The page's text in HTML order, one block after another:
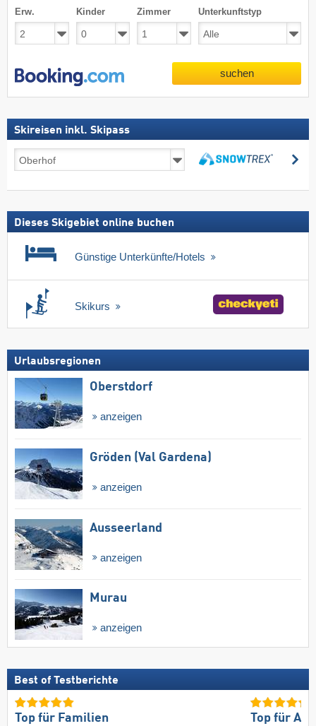
Erw. Kinder Zimmer Unterkunftstyp
suchen
Skireisen inkl. Skipass
inkl.
Dieses Skigebiet online buchen
Günstige Unterkünfte/Hotels
Skikurs
Urlaubsregionen
Oberstdorf
anzeigen
Gröden (Val Gardena)
anzeigen
Ausseerland
anzeigen
Murau
anzeigen
Best of Testberichte
Top für Familien Top für